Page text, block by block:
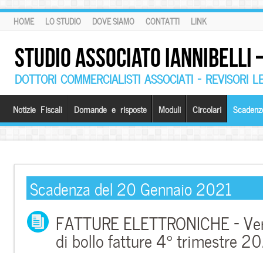
HOME LO STUDIO DOVE SIAMO CONTATTI LINK
STUDIO ASSOCIATO
DOTTORI COMMERCIALISTI ASSOCIATI – REVISORI
Notizie Fiscali Domande e risposte Moduli Circolari
Scadenza del 20 Gennaio 2021
FATTURE ELETTRONICHE –
di bollo fatture 4° trimestre